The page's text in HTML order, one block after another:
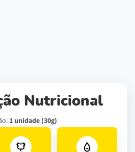
Nutricional
1 unidade (30g)